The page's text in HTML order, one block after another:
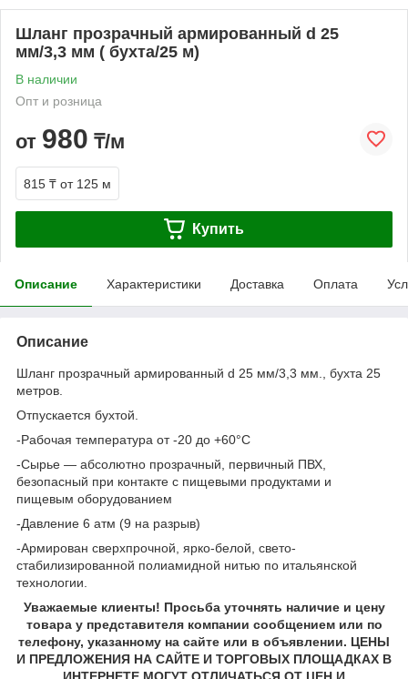
Шланг прозрачный армированный d 25
мм/3,3 мм ( бухта/25 м)
В наличии
Опт и розница
от 980 ₸/м
815 ₸ от 125 м
Купить
Описание Характеристики Доставка Оплата
Описание
Шланг прозрачный армированный d 25 мм/3,3 мм., бухта 25
метров.
Отпускается бухтой.
-Рабочая температура от -20 до +60°C
-Сырье — абсолютно прозрачный, первичный ПВХ,
безопасный при контакте с пищевыми продуктами и
пищевым оборудованием
-Давление 6 атм (9 на разрыв)
-Армирован сверхпрочной, ярко-белой, свето-
стабилизированной полиамидной нитью по итальянской
технологии.
Уважаемые клиенты! Просьба уточнять наличие и цену
товара у представителя компании сообщением или по
телефону, указанному на сайте или в объявлении. ЦЕНЫ
И ПРЕДЛОЖЕНИЯ НА САЙТЕ И ТОРГОВЫХ ПЛОЩАДКАХ В
ИНТЕРНЕТЕ МОГУТ ОТЛИЧАТЬСЯ ОТ ЦЕН И